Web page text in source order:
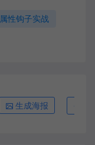
属性钩子实战
生成海报